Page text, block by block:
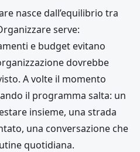
nasce dall’equilibrio tra
serve:
e budget evitano
dovrebbe
A volte il momento
il programma salta: un
insieme, una strada
una conversazione che
quotidiana.